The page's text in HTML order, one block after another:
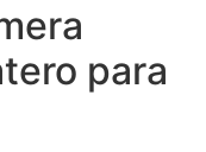
para